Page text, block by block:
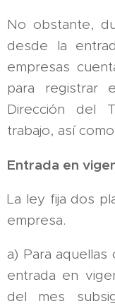
No obstante,
desde la
empresas
para registrar
Dirección del
trabajo, así
Entrada en
La ley fija dos
empresa.
a) Para
entrada en
del mes